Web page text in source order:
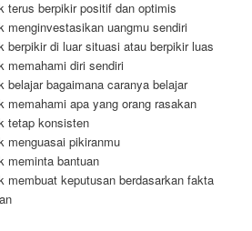
terus berpikir positif dan optimis
menginvestasikan uangmu sendiri
berpikir di luar situasi atau berpikir luas
memahami diri sendiri
belajar bagaimana caranya belajar
memahami apa yang orang rasakan
tetap konsisten
menguasai pikiranmu
meminta bantuan
membuat keputusan berdasarkan fakta